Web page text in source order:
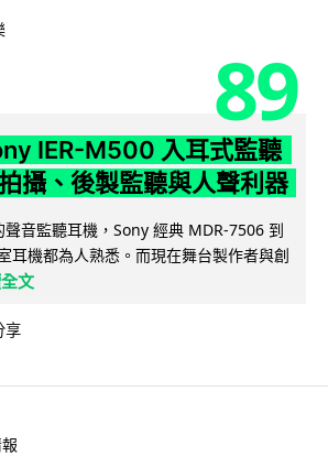
89
IER-M500 入耳式監聽
攝、後製監聽與人聲利器
音監聽耳機，Sony 經典 MDR-7506 到
耳機都為人熟悉。而現在舞台製作者與創
文
享